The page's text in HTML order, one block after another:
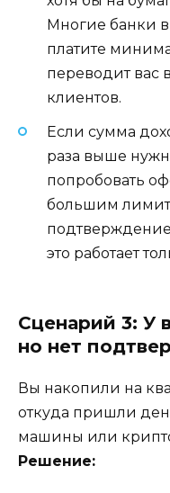
Многие банки
платите
переводит вас
клиентов.
Если сумма
раза выше
попробовать
большим
это работает
Сценарий 3: У
но нет
Вы накопили на
откуда пришли
машины или
Решение: